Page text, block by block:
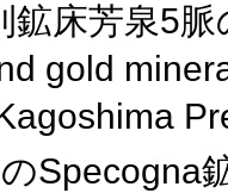
鉱床芳泉5
gold
Specogna